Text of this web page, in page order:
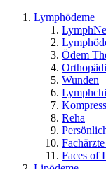
Lymphödeme
Ödem
Wunden
Reha
Faces of